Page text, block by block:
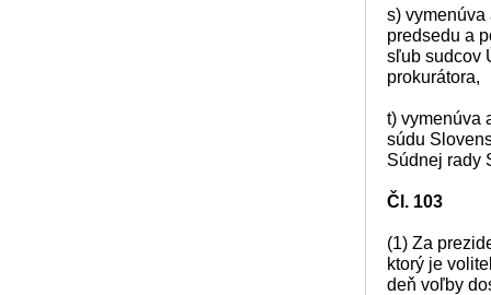
s)
predsedu a
sľub sudcov
prokurátora,
t) vymenúva
súdu
Súdnej rady
Čl. 103
(1) Za
ktorý je
deň voľby